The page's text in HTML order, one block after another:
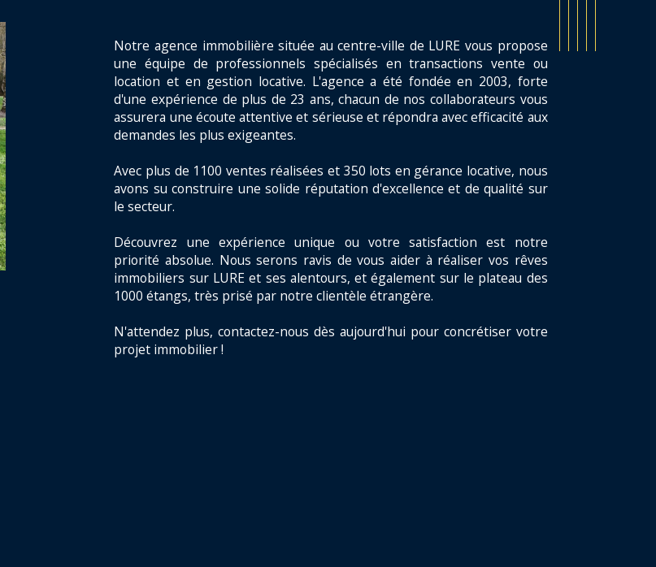
Notre agence immobilière située au centre-ville de LURE vous propose
une équipe de professionnels spécialisés en transactions vente ou
location et en gestion locative. L'agence a été fondée en 2003, forte
d'une expérience de plus de 23 ans, chacun de nos collaborateurs vous
assurera une écoute attentive et sérieuse et répondra avec efficacité aux
demandes les plus exigeantes.
Avec plus de 1100 ventes réalisées et 350 lots en gérance locative, nous
avons su construire une solide réputation d'excellence et de qualité sur
le secteur.
Découvrez une expérience unique ou votre satisfaction est notre
priorité absolue. Nous serons ravis de vous aider à réaliser vos rêves
immobiliers sur LURE et ses alentours, et également sur le plateau des
1000 étangs, très prisé par notre clientèle étrangère.
N'attendez plus, contactez-nous dès aujourd'hui pour concrétiser votre
projet immobilier !